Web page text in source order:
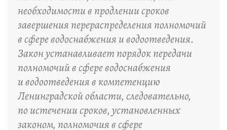
необходимости в продлении сроков
завершения перераспределения полномочий
в сфере водоснабжения и водоотведения.
Закон устанавливает порядок передачи
полномочий в сфере водоснабжения
и водоотведения в компетенцию
Ленинградской области, следовательно,
по истечении сроков, установленных
законом, полномочия в сфере